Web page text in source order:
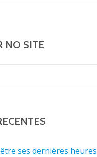
NO SITE
ses dernières heures